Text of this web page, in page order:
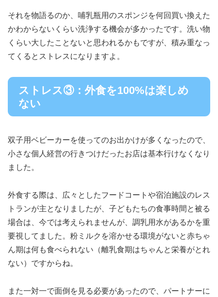
それを物語るのか、哺乳瓶用のスポンジを何回買い換えた
かわからないくらい洗浄する機会が多かったです。洗い物
くらい大したことないと思われるかもですが、積み重なっ
てくるとストレスになりますよ。
ストレス③：外食を100%は楽しめ
ない
双子用ベビーカーを使ってのお出かけが多くなったので、
小さな個人経営の行きつけだったお店は基本行けなくなり
ました。
外食する際は、広々としたフードコートや宿泊施設のレス
トランが主となりましたが、子どもたちの食事時間と被る
場合は、今では考えられませんが、調乳用水があるかを重
要視してました。粉ミルクを溶かせる環境がないと赤ちゃ
ん期は何も食べられない（離乳食期はちゃんと栄養がとれ
ない）ですからね。
また一対一で面倒を見る必要があったので、パートナーに